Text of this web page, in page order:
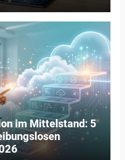
im Mittelstand: 5